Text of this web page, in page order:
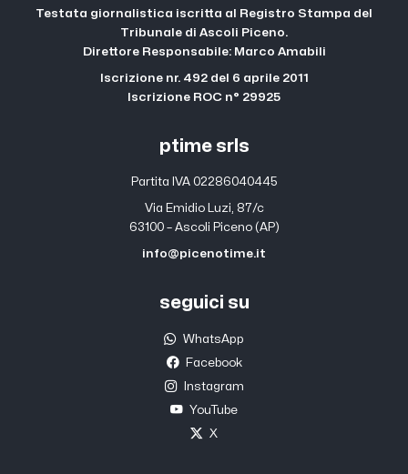
Testata giornalistica iscritta al Registro Stampa del
Tribunale di Ascoli Piceno.
Direttore Responsabile: Marco Amabili
Iscrizione nr. 492 del 6 aprile 2011
Iscrizione ROC n° 29925
ptime srls
Partita IVA 02286040445
Via Emidio Luzi, 87/c
63100 – Ascoli Piceno (AP)
info@picenotime.it
seguici su
WhatsApp
Facebook
Instagram
YouTube
X